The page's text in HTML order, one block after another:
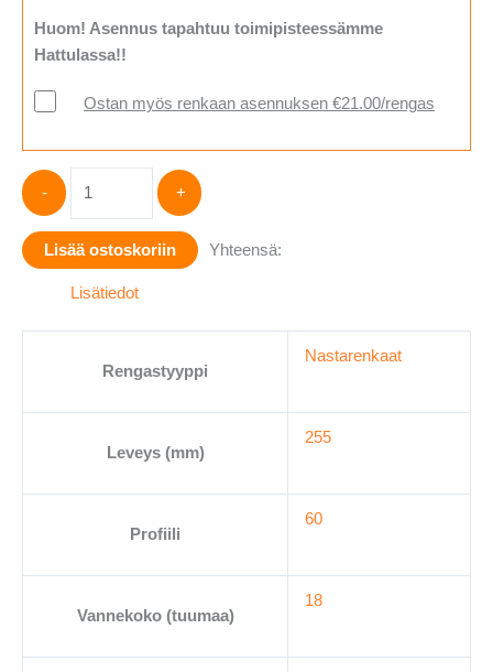
Huom! Asennus tapahtuu toimipisteessämme
Hattulassa!!
Ostan myös renkaan asennuksen €21.00/rengas
-
I*PIKE
X
W429A
18
määrä
+
Lisää ostoskoriin Yhteensä:
Lisätiedot
Rengastyyppi
Nastarenkaat
Leveys (mm)
255
Profiili
60
Vannekoko (tuumaa)
18